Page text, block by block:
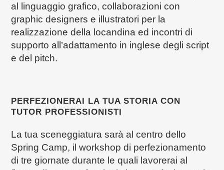
al linguaggio grafico, collaborazioni con
graphic designers e illustratori per la
realizzazione della locandina ed incontri di
supporto all’adattamento in inglese degli script
e del pitch.
PERFEZIONERAI LA TUA STORIA CON
TUTOR PROFESSIONISTI
La tua sceneggiatura sarà al centro dello
Spring Camp, il workshop di perfezionamento
di tre giornate durante le quali lavorerai al